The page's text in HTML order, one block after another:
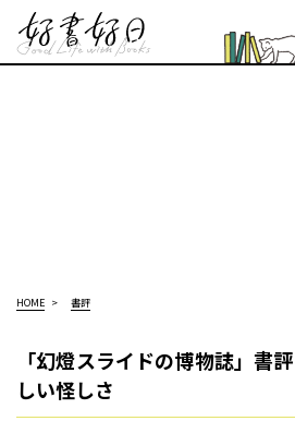
HOME 書評
「幻燈スライドの博物誌」
しい怪しさ